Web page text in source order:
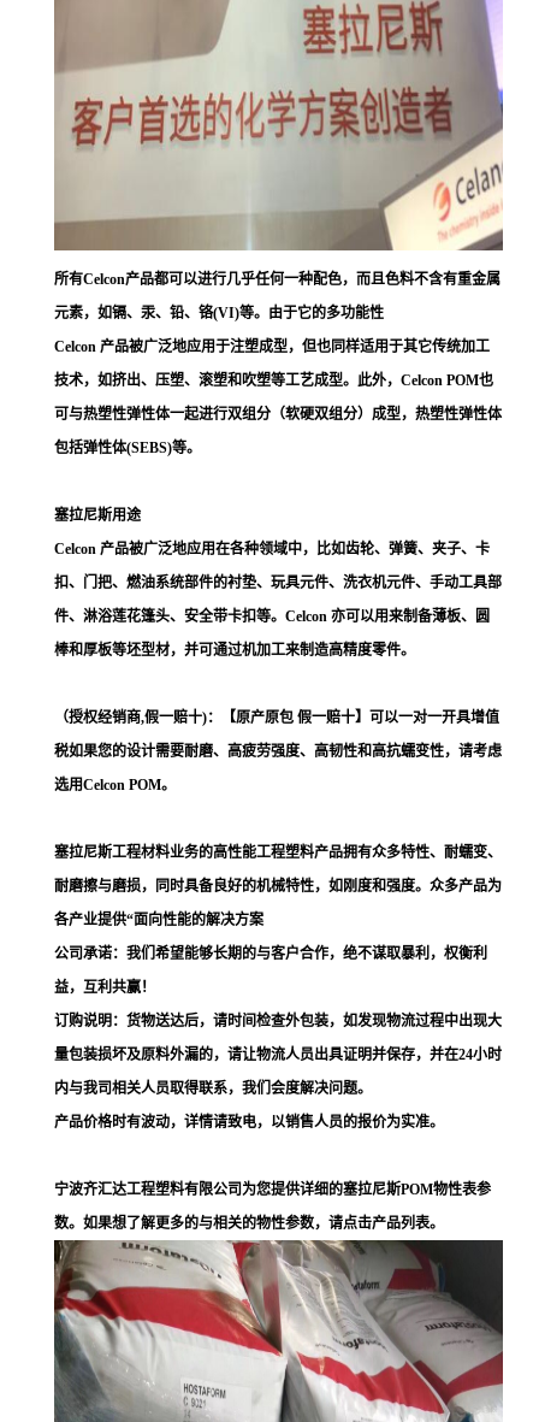
所有Celcon产品都可以进行几乎任何一种配色，而且色料不含有重金属
元素，如镉、汞、铅、铬(VI)等。由于它的多功能性
Celcon 产品被广泛地应用于注塑成型，但也同样适用于其它传统加工
技术，如挤出、压塑、滚塑和吹塑等工艺成型。此外，Celcon POM也
可与热塑性弹性体一起进行双组分（软硬双组分）成型，热塑性弹性体
包括弹性体(SEBS)等。
塞拉尼斯用途
Celcon 产品被广泛地应用在各种领域中，比如齿轮、弹簧、夹子、卡
扣、门把、燃油系统部件的衬垫、玩具元件、洗衣机元件、手动工具部
件、淋浴莲花篷头、安全带卡扣等。Celcon 亦可以用来制备薄板、圆
棒和厚板等坯型材，并可通过机加工来制造高精度零件。
（授权经销商,假一赔十)：【原产原包 假一赔十】可以一对一开具增值
税如果您的设计需要耐磨、高疲劳强度、高韧性和高抗蠕变性，请考虑
选用Celcon POM。
塞拉尼斯工程材料业务的高性能工程塑料产品拥有众多特性、耐蠕变、
耐磨擦与磨损，同时具备良好的机械特性，如刚度和强度。众多产品为
各产业提供“面向性能的解决方案
公司承诺：我们希望能够长期的与客户合作，绝不谋取暴利，权衡利
益，互利共赢！
订购说明：货物送达后，请时间检查外包装，如发现物流过程中出现大
量包装损坏及原料外漏的，请让物流人员出具证明并保存，并在24小时
内与我司相关人员取得联系，我们会度解决问题。
产品价格时有波动，详情请致电，以销售人员的报价为实准。
宁波齐汇达工程塑料有限公司为您提供详细的塞拉尼斯POM物性表参
数。如果想了解更多的与相关的物性参数，请点击产品列表。